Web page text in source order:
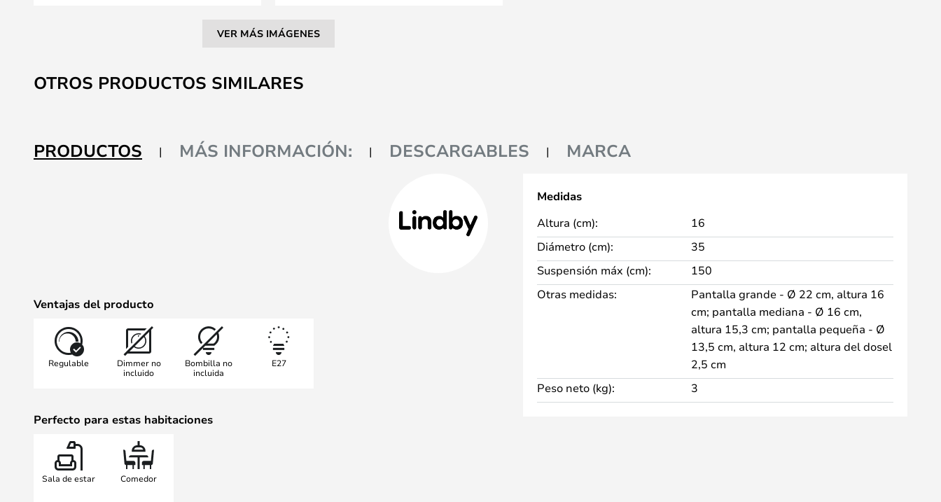
VER MÁS IMÁGENES
al
comienzo
galería
de
OTROS PRODUCTOS SIMILARES
PRODUCTOS MÁS INFORMACIÓN: DESCARGABLES MARCA
Ventajas del producto
Regulable
Dimmer no
incluido
Bombilla no
incluida
E27
Perfecto para estas habitaciones
Sala de estar Comedor
Medidas
Altura (cm):
16
Diámetro (cm):
35
Suspensión máx (cm):
150
Otras medidas:
Pantalla grande - Ø 22 cm, altura 16
cm; pantalla mediana - Ø 16 cm,
altura 15,3 cm; pantalla pequeña - Ø
13,5 cm, altura 12 cm; altura del dosel
2,5 cm
Peso neto (kg):
3